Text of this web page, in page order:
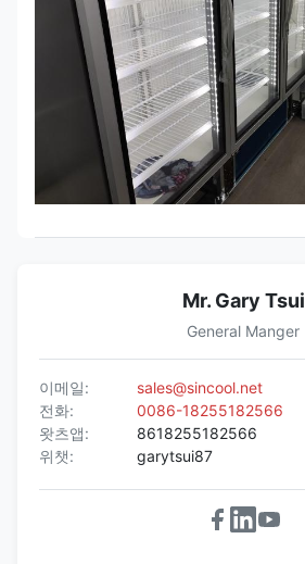
Mr. Gary Tsui
General Manger
이메일:
sales@sincool.net
전화:
0086-18255182566
왓츠앱:
8618255182566
위챗:
garytsui87